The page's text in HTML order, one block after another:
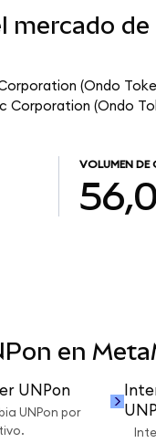
mercado
(Ondo
Corporation (Ondo
VOLUMEN DE
en
UNPon
UNPon por